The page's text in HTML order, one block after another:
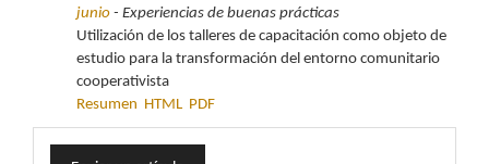
junio - Experiencias de buenas prácticas
Utilización de los talleres de capacitación como objeto de
estudio para la transformación del entorno comunitario
cooperativista
Resumen HTML PDF
Enviar